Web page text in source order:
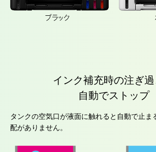
インク補充時の注ぎ
自動でストップ
タンクの空気口が液面に触れると自動で止ま
配がありません。